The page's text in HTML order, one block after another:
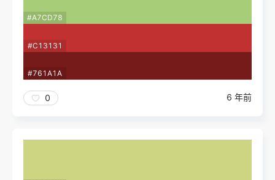
#A7CD78
#C13131
#761A1A
0 6 年前